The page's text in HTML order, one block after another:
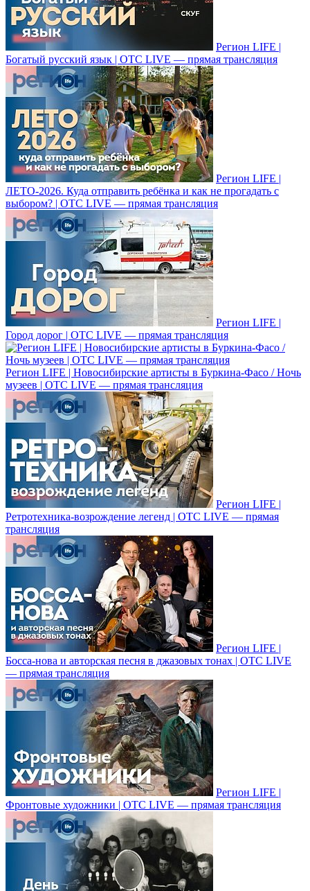
Регион LIFE |
Богатый русский язык | ОТС LIVE — прямая трансляция
Регион LIFE |
ЛЕТО-2026. Куда отправить ребёнка и как не прогадать с
выбором? | ОТС LIVE — прямая трансляция
Регион LIFE |
Город дорог | ОТС LIVE — прямая трансляция
Регион LIFE | Новосибирские артисты в Буркина-Фасо / Ночь
музеев | ОТС LIVE — прямая трансляция
Регион LIFE |
Ретротехника-возрождение легенд | ОТС LIVE — прямая
трансляция
Регион LIFE |
Босса-нова и авторская песня в джазовых тонах | ОТС LIVE
— прямая трансляция
Регион LIFE |
Фронтовые художники | ОТС LIVE — прямая трансляция